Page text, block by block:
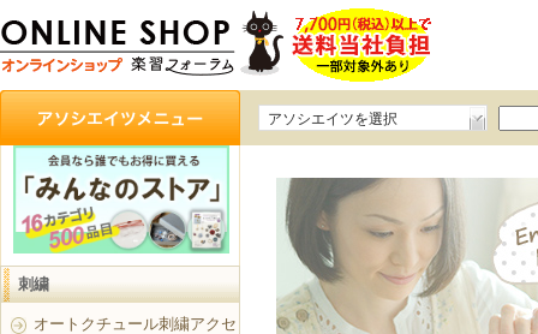
アソシエイツを選択
刺繍
オートクチュール刺繍アクセ